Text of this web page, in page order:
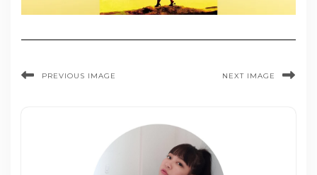
PREVIOUS IMAGE NEXT IMAGE